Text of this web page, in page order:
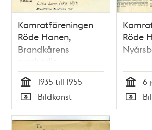
Kamratföreningen
Röde Hanen,
Brandkårens
rundradio
Tid
1935 till 1955
Typ
Bildkonst
Röde
Tid
6
Typ